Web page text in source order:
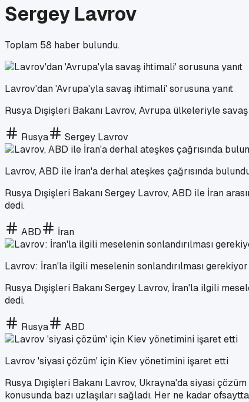
Sergey Lavrov
Toplam 58 haber bulundu.
Lavrov'dan 'Avrupa'yla savaş ihtimali' sorusuna yanıt
Rusya Dışişleri Bakanı Lavrov, Avrupa ülkeleriyle
Rusya Sergey Lavrov
Lavrov, ABD ile İran'a derhal ateşkes çağrısında
Rusya Dışişleri Bakanı Sergey Lavrov, ABD ile İran
dedi.
ABD İran
Lavrov: İran'la ilgili meselenin sonlandırılması gerekiyor
Rusya Dışişleri Bakanı Sergey Lavrov, İran'la ilgili
dedi.
Rusya ABD
Lavrov 'siyasi çözüm' için Kiev yönetimini işaret etti
Rusya Dışişleri Bakanı Lavrov, Ukrayna'da siyasi
konusunda bazı uzlaşıları sağladı. Her ne kadar